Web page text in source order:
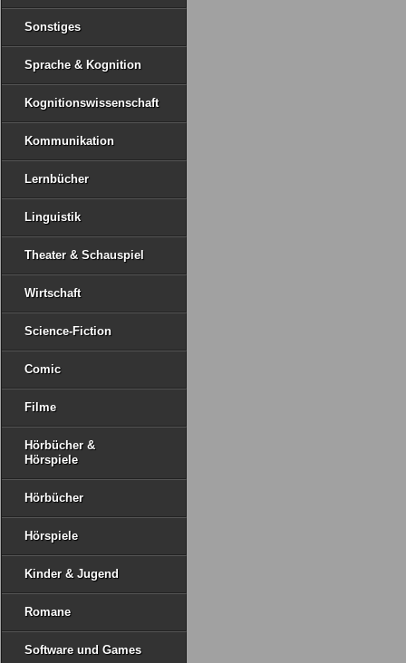
Sonstiges
Sprache & Kognition
Kognitionswissenschaft
Kommunikation
Lernbücher
Linguistik
Theater & Schauspiel
Wirtschaft
Science-Fiction
Comic
Filme
Hörbücher &
Hörspiele
Hörbücher
Hörspiele
Kinder & Jugend
Romane
Software und Games